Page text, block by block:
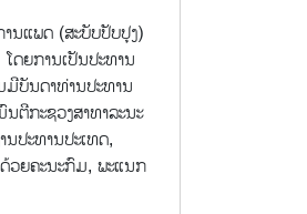
ນແພດ (ສະບັບປັບປຸງ)
ດຍການເປັນປະທານ
ມີບັນດາທ່ານປະທານ
ຕີກະຊວງສາທາລະນະ
ປະທານປະເທດ,
ວຍຄະນະກົມ, ພະແນກ